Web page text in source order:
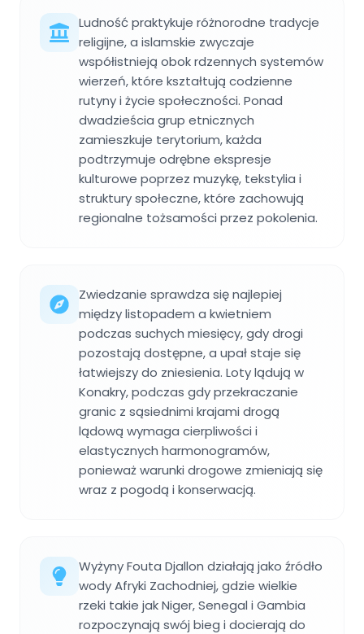
Ludność praktykuje różnorodne tradycje
religijne, a islamskie zwyczaje
współistnieją obok rdzennych systemów
wierzeń, które kształtują codzienne
rutyny i życie społeczności. Ponad
dwadzieścia grup etnicznych
zamieszkuje terytorium, każda
podtrzymuje odrębne ekspresje
kulturowe poprzez muzykę, tekstylia i
struktury społeczne, które zachowują
regionalne tożsamości przez pokolenia.
Zwiedzanie sprawdza się najlepiej
między listopadem a kwietniem
podczas suchych miesięcy, gdy drogi
pozostają dostępne, a upał staje się
łatwiejszy do zniesienia. Loty lądują w
Konakry, podczas gdy przekraczanie
granic z sąsiednimi krajami drogą
lądową wymaga cierpliwości i
elastycznych harmonogramów,
ponieważ warunki drogowe zmieniają się
wraz z pogodą i konserwacją.
Wyżyny Fouta Djallon działają jako źródło
wody Afryki Zachodniej, gdzie wielkie
rzeki takie jak Niger, Senegal i Gambia
rozpoczynają swój bieg i docierają do